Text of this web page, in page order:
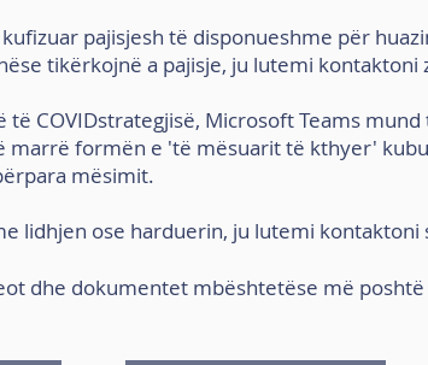
pajisjesh të disponueshme për
tikërkojnë a pajisje, ju lutemi kontaktoni
të COVIDstrategjisë, Microsoft Teams
marrë formën e 'të mësuarit të kthyer' ku
mësimit.
lidhjen ose harduerin, ju lutemi
dhe dokumentet mbështetëse më